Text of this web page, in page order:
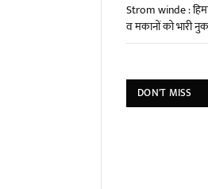
Strom winde :
व मकानों को भारी
DON'T MISS